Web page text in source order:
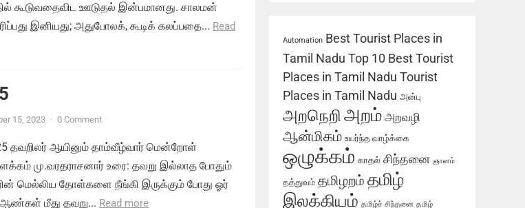
கூடுவதைவிட ஊடுதல் இன்பமானது. சாலமன்
இனியது; அதுபோலக், கூடிக் கலப்பதை... Read
15, 2023 · 0 Comment
தவறிலர் ஆயினும் தாம்வீழ்வார் மென்றோள்
மு.வரதராசனார் உரை: தவறு இல்லாத போதும்
மெல்லிய தோள்களை நீங்கி இருக்கும் போது ஓர்
மீது தவறு... Read more
Automation Best Tourist Places in
Tamil Nadu Top 10 Best Tourist
Places in Tamil Nadu Tourist
Places in Tamil Nadu அன்பு
அறநெறிஅறம் அறவழி
ஆன்மிகம் உயர்ந்த வாழ்க்கை
ஒழுக்கம் காதல் சிந்தனை ஞானம்
தத்துவம் தமிழறம் தமிழ்
இலக்கியம் தமிழ்ச் சிந்தனை தமிழ்